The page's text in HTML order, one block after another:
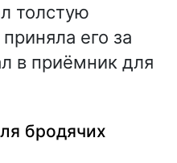
толстую
его за
в приёмник для
бродячих